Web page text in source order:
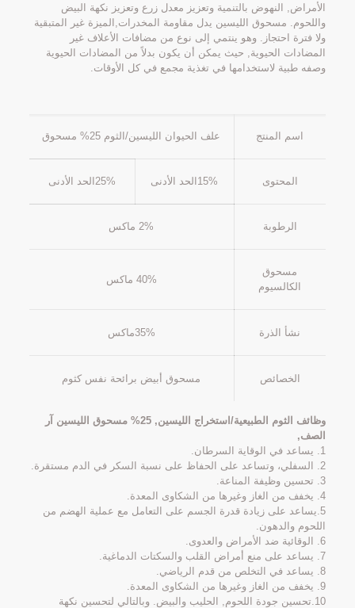
الأمراض, النهوض بالتنمية وتعزيز معدل زرع وتعزيز نكهة البيض
واللحوم. مسحوق الليسين يدل مقاومة المخدرات,الميزة غير المتبقية
ولا فترة احتجاز. وهو ينتمي إلى نوع من مضافات الأعلاف غير
المضادات الحيوية, حيث يمكن أن يكون بدلاً من المضادات الحيوية
وصفه طبية لاستخدامها في تغذية مجمع في كل الأوقات.
اسم المنتج علف الحيوان الليسين/الثوم 25% مسحوق
المحتوى 15%الحد الأدنى 25%الحد الأدنى
الرطوبة 2% ماكس
مسحوق
الكالسيوم
40% ماكس
نشأ الذرة 35%ماكس
الخصائص مسحوق أبيض برائحة نفس كثوم
وظائف الثوم الطبيعية/استخراج الليسين, 25% مسحوق الليسين آر
الصف,
1. يساعد في الوقاية السرطان.
2. السفلي، وتساعد على الحفاظ على نسبة السكر في الدم مستقرة.
3. تحسين وظيفة المناعة.
4. يخفف من الغاز وغيرها من الشكاوى المعدة.
5.يساعد على زيادة قدرة الجسم على التعامل مع عملية الهضم من
اللحوم والدهون.
6. الوقائية ضد الأمراض والعدوى.
7. يساعد على منع أمراض القلب والسكتات الدماغية.
8. يساعد في التخلص من قدم الرياضي.
9. يخفف من الغاز وغيرها من الشكاوى المعدة.
10.تحسين جودة اللحوم, الحليب والبيض. وبالتالي لتحسين نكهة